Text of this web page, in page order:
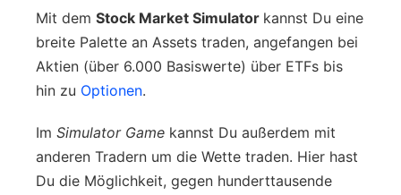
Mit dem Stock Market Simulator kannst Du eine
breite Palette an Assets traden, angefangen bei
Aktien (über 6.000 Basiswerte) über ETFs bis
hin zu Optionen.
Im Simulator Game kannst Du außerdem mit
anderen Tradern um die Wette traden. Hier hast
Du die Möglichkeit, gegen hunderttausende